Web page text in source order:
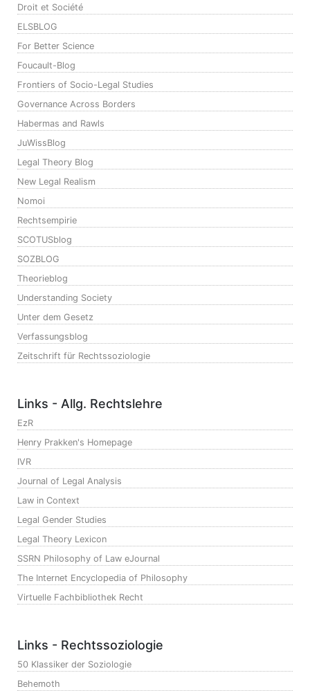
Droit et Société
ELSBLOG
For Better Science
Foucault-Blog
Frontiers of Socio-Legal Studies
Governance Across Borders
Habermas and Rawls
JuWissBlog
Legal Theory Blog
New Legal Realism
Nomoi
Rechtsempirie
SCOTUSblog
SOZBLOG
Theorieblog
Understanding Society
Unter dem Gesetz
Verfassungsblog
Zeitschrift für Rechtssoziologie
Links - Allg. Rechtslehre
EzR
Henry Prakken's Homepage
IVR
Journal of Legal Analysis
Law in Context
Legal Gender Studies
Legal Theory Lexicon
SSRN Philosophy of Law eJournal
The Internet Encyclopedia of Philosophy
Virtuelle Fachbibliothek Recht
Links - Rechtssoziologie
50 Klassiker der Soziologie
Behemoth